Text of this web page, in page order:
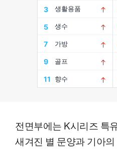
전면부에는 K시리즈 특
새겨진 별 문양과 기아